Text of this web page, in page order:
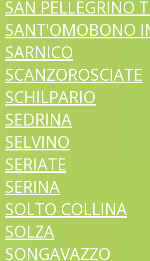
SAN PELLEGRINO
SANT'OMOBONO
SARNICO
SCANZOROSCIATE
SCHILPARIO
SEDRINA
SELVINO
SERIATE
SERINA
SOLTO COLLINA
SOLZA
SONGAVAZZO